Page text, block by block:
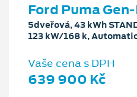
Ford Puma
5dveřová, 43 kWh
123 kW/168 k,
Vaše cena s DPH
639 900 Kč